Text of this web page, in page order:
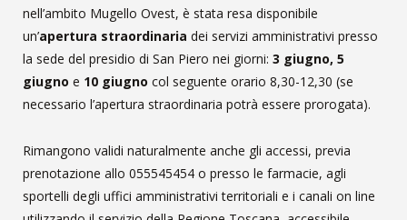
nell’ambito Mugello Ovest, è stata resa disponibile
un’apertura straordinaria dei servizi amministrativi presso
la sede del presidio di San Piero nei giorni: 3 giugno, 5
giugno e 10 giugno col seguente orario 8,30-12,30 (se
necessario l’apertura straordinaria potrà essere prorogata).
Rimangono validi naturalmente anche gli accessi, previa
prenotazione allo 055545454 o presso le farmacie, agli
sportelli degli uffici amministrativi territoriali e i canali on line